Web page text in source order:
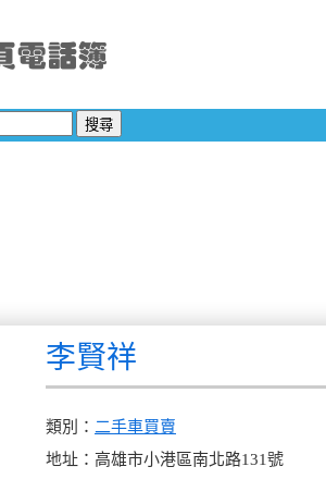
李賢祥
類別： 二手車買賣
地址：高雄市小港區南北路131號